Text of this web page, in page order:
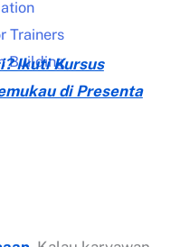
Trainers
Building
Ikuti Kursus
di Presenta